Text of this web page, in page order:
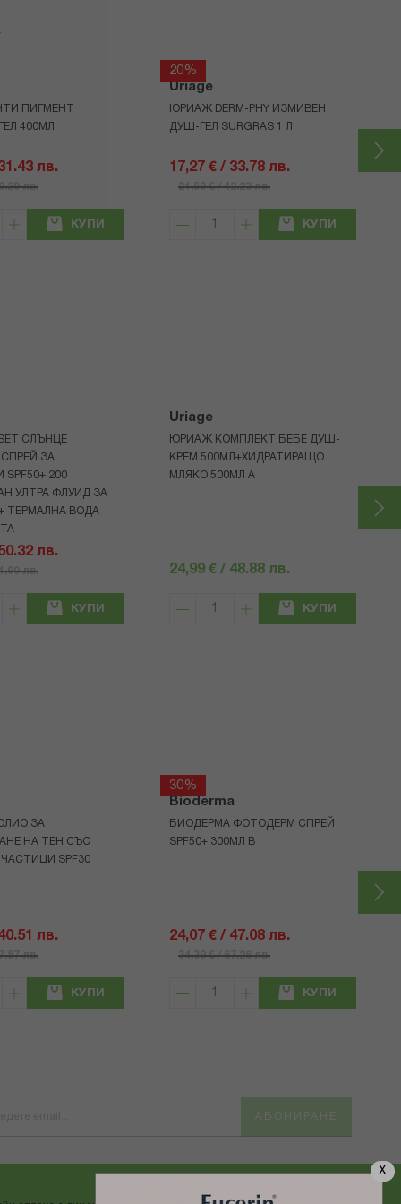
X
ПИГМЕНТ
400МЛ
лв.
лв.
КУПИ
20%
Uriage
ЮРИАЖ DERM-PHY ИЗМИВЕН
ДУШ-ГЕЛ SURGRAS 1 Л
17,27 € / 33.78 лв.
21,59 € / 42.23 лв.
КУПИ
СЛЪНЦЕ
ЗА
200
УЛТРА ФЛУИД ЗА
ТЕРМАЛНА ВОДА
лв.
лв.
КУПИ
Uriage
ЮРИАЖ КОМПЛЕКТ БЕБЕ ДУШ-
КРЕМ 500МЛ+ХИДРАТИРАЩО
МЛЯКО 500МЛ A
24,99 € / 48.88 лв.
КУПИ
ЗА
НА ТЕН СЪС
SPF30
лв.
лв.
КУПИ
30%
Bioderma
БИОДЕРМА ФОТОДЕРМ СПРЕЙ
SPF50+ 300МЛ В
24,07 € / 47.08 лв.
34,39 € / 67.26 лв.
КУПИ
АБОНИРАНЕ